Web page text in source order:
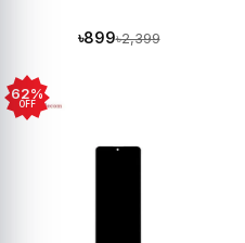
৳899৳2,399
62%
OFF